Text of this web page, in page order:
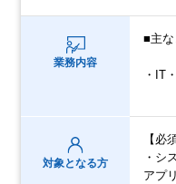
業務内容
■主
・IT
対象となる方
【必
・シ
アプ